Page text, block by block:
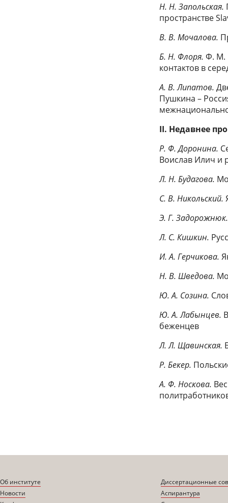
Н. Н. Запольская.
пространстве
B. В. Мочалова.
Б. Н. Флоря.Ф. М.
контактов в
А. В. Липатов.
Пушкина –
II. Недавнее
Р. Ф. Доронина.
Воислав Илич и
Л. Н. Будагова.
C. В. Никольский.
Э. Г.
Л. С. Кишкин.
И. А. Герчикова.
Н. В. Шведова.
Ю. А. Созина.
Ю. А. Лабынцев.
беженцев
Л. Л. Щавинская.
Р. Бекер.
А. Ф. Носкова.
Об институте
Новости
Диссертационные
Аспирантура